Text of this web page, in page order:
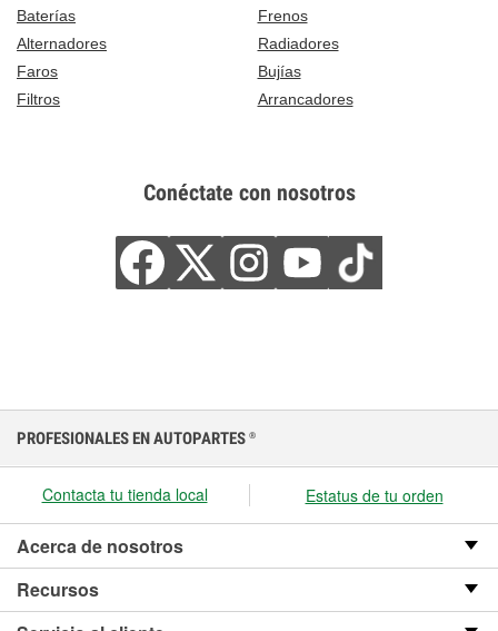
Baterías
Frenos
Alternadores
Radiadores
Faros
Bujías
Filtros
Arrancadores
Conéctate con nosotros
PROFESIONALES EN AUTOPARTES ®
Contacta tu tienda local Estatus de tu orden
Acerca de nosotros
Recursos